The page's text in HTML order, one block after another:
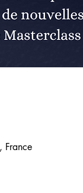
France